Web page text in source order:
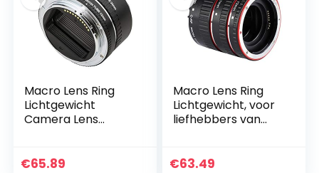
Macro Lens Ring
Lichtgewicht
Camera Lens
Verstelbare
€65.89
Macro Lens Ring
Lichtgewicht, voor
liefhebbers van
€63.49